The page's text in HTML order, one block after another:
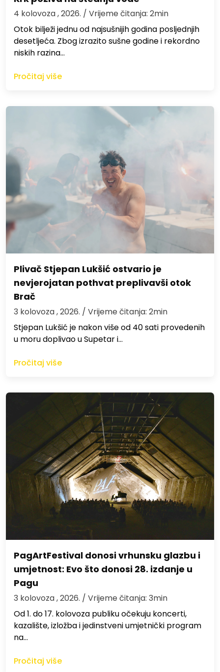
4 kolovoza , 2026. / Vrijeme čitanja: 2min
Otok bilježi jednu od najsušnijih godina posljednjih
desetljeća. Zbog izrazito sušne godine i rekordno
niskih razina…
Pročitaj više
Plivač Stjepan Lukšić ostvario je
nevjerojatan pothvat preplivavši otok
Brač
3 kolovoza , 2026. / Vrijeme čitanja: 2min
St​jepan Lukšić je nakon više od 40 sati provedenih
u moru doplivao u Supetar i…
Pročitaj više
PagArtFestival donosi vrhunsku glazbu i
umjetnost: Evo što donosi 28. izdanje u
Pagu
3 kolovoza , 2026. / Vrijeme čitanja: 3min
Od 1. do 17. kolovoza publiku očekuju koncerti,
kazalište, izložba i jedinstveni umjetnički program
na…
Pročitaj više